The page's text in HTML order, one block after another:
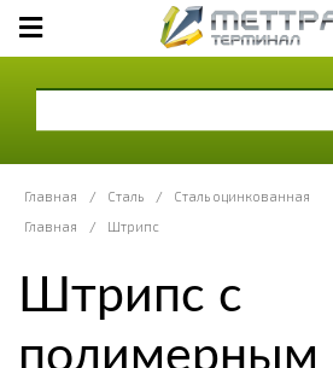
Главная / Сталь /
Сталь оцинкованная
Главная
/ Штрипс
Штрипс с
полимерным